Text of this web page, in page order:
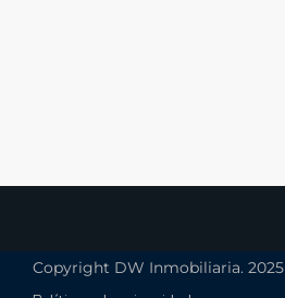
Copyright DW Inmobiliaria. 2025